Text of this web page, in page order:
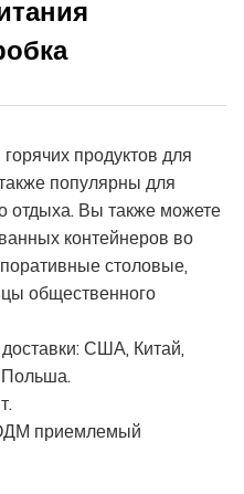
продуктов для
популярны для
отдыха. Вы также можете
контейнеров во
столовые,
общественного
США, Китай,
Польша.
приемлемый